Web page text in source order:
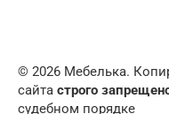
© 2026 Мебелька.
сайта строго
судебном порядке